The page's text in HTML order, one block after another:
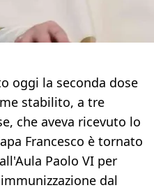
oggi la seconda dose
stabilito, a tre
che aveva ricevuto lo
Francesco è tornato
Paolo VI per
dal